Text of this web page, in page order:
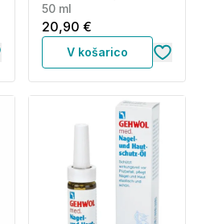
50 ml
20,90 €
V košarico